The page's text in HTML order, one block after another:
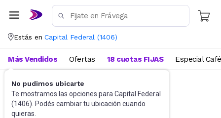
Estás en Capital Federal (1406)
No pudimos ubicarte
Te mostramos las opciones para Capital Federal
(1406). Podés cambiar tu ubicación cuando
quieras.
Más Vendidos Ofertas 18 cuotas FIJAS Especial Café
Salud y Bienestar